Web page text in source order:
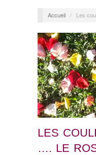
Accueil / Les
LES
…. LE